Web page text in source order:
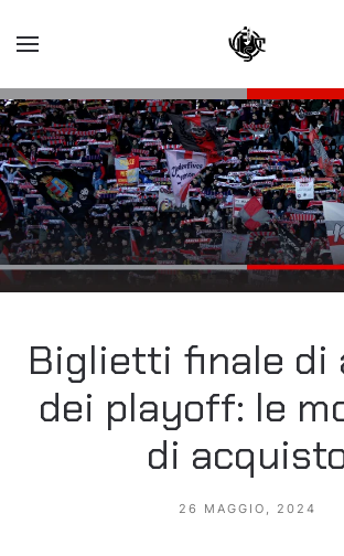
Biglietti finale di
dei playoff: le
di
26 MAGGIO, 2024